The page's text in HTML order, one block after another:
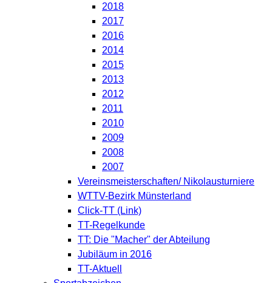
2018
2017
2016
2014
2015
2013
2012
2011
2010
2009
2008
2007
Vereinsmeisterschaften/ Nikolausturniere
WTTV-Bezirk Münsterland
Click-TT (Link)
TT-Regelkunde
TT: Die "Macher" der Abteilung
Jubiläum in 2016
TT-Aktuell